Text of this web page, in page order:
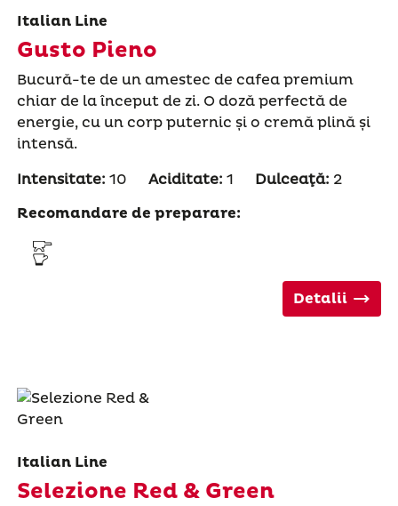
Italian Line
Gusto Pieno
Bucură-te de un amestec de cafea premium
chiar de la început de zi. O doză perfectă de
energie, cu un corp puternic și o cremă plină și
intensă.
Intensitate: 10 Aciditate: 1 Dulceaţă: 2
Recomandare de preparare:
Detalii
Italian Line
Selezione Red & Green